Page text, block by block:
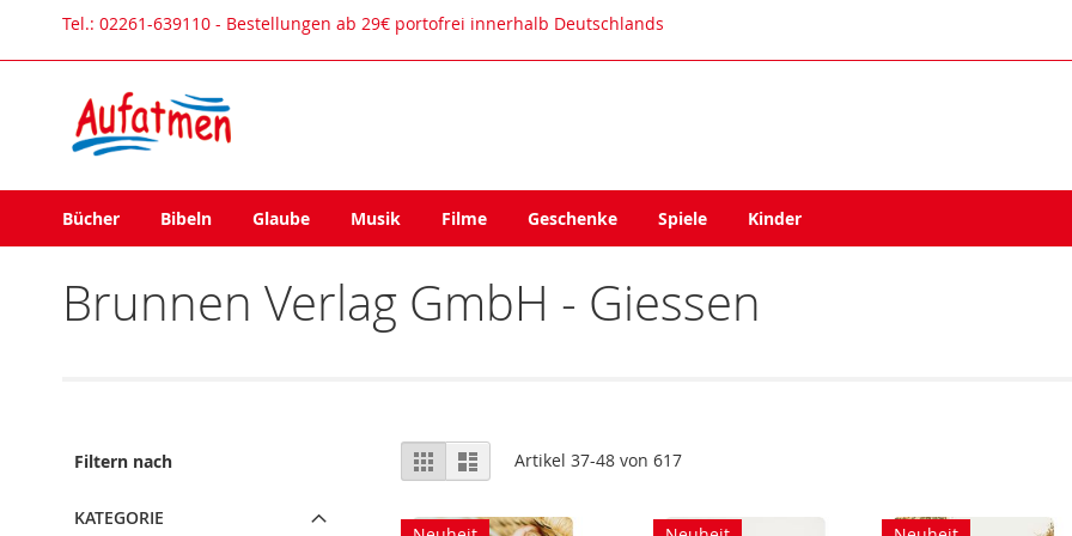
Direkt
Tel.: 02261-639110 - Bestellungen ab 29€ portofrei innerhalb Deutschlands
Bücher Bibeln Glaube Musik Filme Geschenke Spiele Kinder
Brunnen Verlag GmbH - Giessen
Ansicht
als
RasterListe Artikel37-48 von617
Filtern nach
KATEGORIE